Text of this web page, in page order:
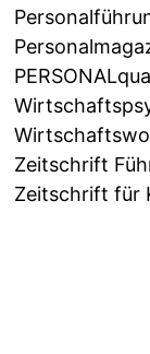
Zeitschrift
Zeitschrift für